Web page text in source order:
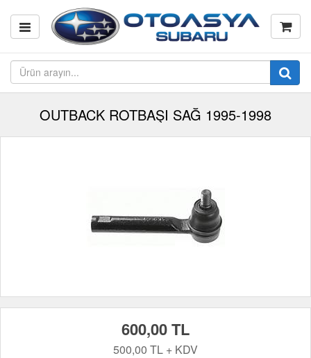
OUTBACK ROTBAŞI SAĞ 1995-1998
600,00 TL
500,00 TL + KDV